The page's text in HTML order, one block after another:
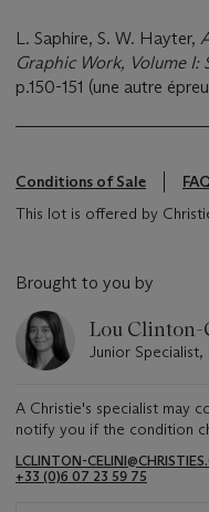
L. Saphire, S. W. Hayter,
Graphic Work, Volume I:
p.150-151 (une autre
Conditions of Sale
This lot is offered by
Brought to you by
Lou
Junior
A Christie's specialist may
notify you if the condition
LCLINTON-
+33 ‌(0)6 07 23 59 75